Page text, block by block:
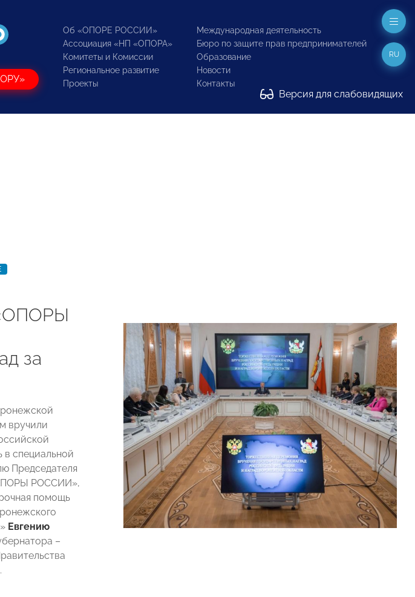
Об «ОПОРЕ РОССИИ»
Ассоциация «НП «ОПОРА»
Комитеты и Комиссии
Региональное развитие
Проекты
Международная деятельность
Бюро по защите прав предпринимателей
Образование
Новости
Контакты
Версия для слабовидящих
RU
за
вручили
специальной
Председателя
РОССИИ»,
помощь
Евгению
–
.